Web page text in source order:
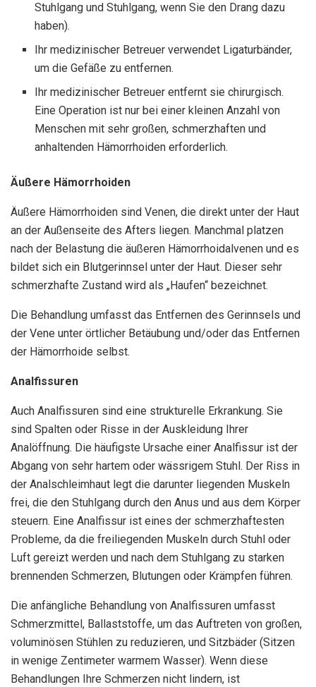
Stuhlgang und Stuhlgang, wenn Sie den Drang dazu
haben).
Ihr medizinischer Betreuer verwendet Ligaturbänder,
um die Gefäße zu entfernen.
Ihr medizinischer Betreuer entfernt sie chirurgisch.
Eine Operation ist nur bei einer kleinen Anzahl von
Menschen mit sehr großen, schmerzhaften und
anhaltenden Hämorrhoiden erforderlich.
Äußere Hämorrhoiden
Äußere Hämorrhoiden sind Venen, die direkt unter der Haut
an der Außenseite des Afters liegen. Manchmal platzen
nach der Belastung die äußeren Hämorrhoidalvenen und es
bildet sich ein Blutgerinnsel unter der Haut. Dieser sehr
schmerzhafte Zustand wird als „Haufen“ bezeichnet.
Die Behandlung umfasst das Entfernen des Gerinnsels und
der Vene unter örtlicher Betäubung und/oder das Entfernen
der Hämorrhoide selbst.
Analfissuren
Auch Analfissuren sind eine strukturelle Erkrankung. Sie
sind Spalten oder Risse in der Auskleidung Ihrer
Analöffnung. Die häufigste Ursache einer Analfissur ist der
Abgang von sehr hartem oder wässrigem Stuhl. Der Riss in
der Analschleimhaut legt die darunter liegenden Muskeln
frei, die den Stuhlgang durch den Anus und aus dem Körper
steuern. Eine Analfissur ist eines der schmerzhaftesten
Probleme, da die freiliegenden Muskeln durch Stuhl oder
Luft gereizt werden und nach dem Stuhlgang zu starken
brennenden Schmerzen, Blutungen oder Krämpfen führen.
Die anfängliche Behandlung von Analfissuren umfasst
Schmerzmittel, Ballaststoffe, um das Auftreten von großen,
voluminösen Stühlen zu reduzieren, und Sitzbäder (Sitzen
in wenige Zentimeter warmem Wasser). Wenn diese
Behandlungen Ihre Schmerzen nicht lindern, ist